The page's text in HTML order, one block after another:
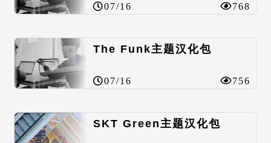
07/16 768
The Funk主题汉化包
07/16 756
SKT Green主题汉化包